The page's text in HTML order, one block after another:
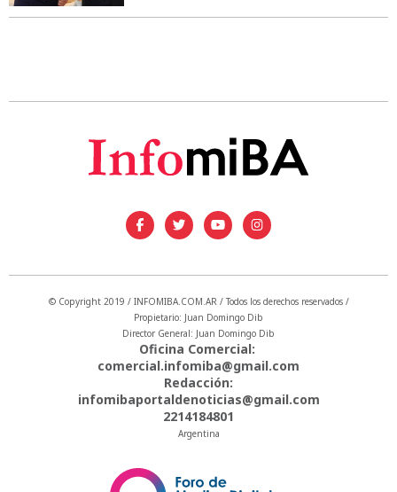
© Copyright 2019 / INFOMIBA.COM.AR / Todos los derechos reservados /
Propietario: Juan Domingo Dib
Director General: Juan Domingo Dib
Oficina Comercial:
comercial.infomiba@gmail.com
Redacción:
infomibaportaldenoticias@gmail.com
2214184801
Argentina